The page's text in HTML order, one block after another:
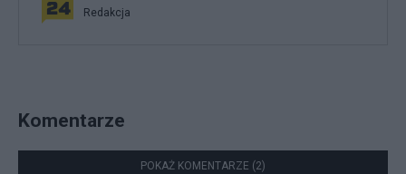
Redakcja
Komentarze
POKAŻ KOMENTARZE (2)